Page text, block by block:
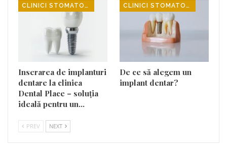
CLINICI STOMATOLOGICE
Inserarea de implanturi
dentare la clinica
Dental Place – soluția
ideală pentru un…
CLINICI STOMATOLOGICE
De ce să alegem un
implant dentar?
PREV NEXT